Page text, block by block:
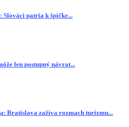
patria k špičke...
len postupný návrat...
Bratislava zažíva rozmach turizmu...